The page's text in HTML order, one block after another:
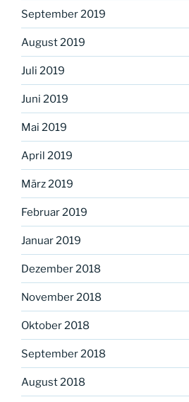
September 2019
August 2019
Juli 2019
Juni 2019
Mai 2019
April 2019
März 2019
Februar 2019
Januar 2019
Dezember 2018
November 2018
Oktober 2018
September 2018
August 2018